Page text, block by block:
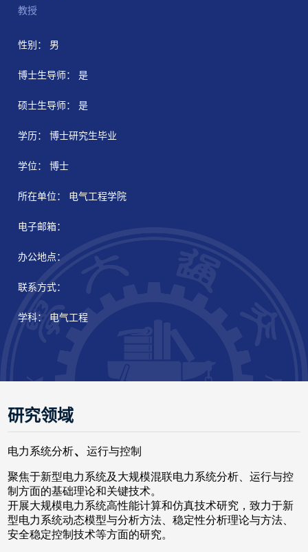
教授
性别： 男
博士生导师： 是
硕士生导师： 是
学历： 博士研究生毕业
学位： 博士
所在单位： 电气工程学院
电子邮箱：
办公地点：
联系方式：
学科： 电气工程
研究领域